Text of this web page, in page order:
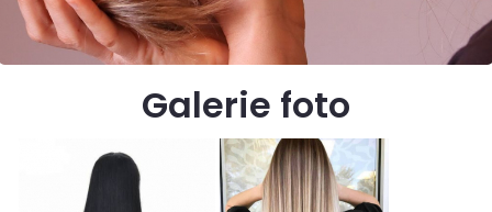
Galerie foto